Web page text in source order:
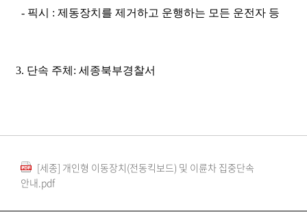
- 픽시 : 제동장치를 제거하고 운행하는 모든 운전자 등
3. 단속 주체: 세종북부경찰서
[세종] 개인형 이동장치(전동킥보드) 및 이륜차 집중단속
안내.pdf